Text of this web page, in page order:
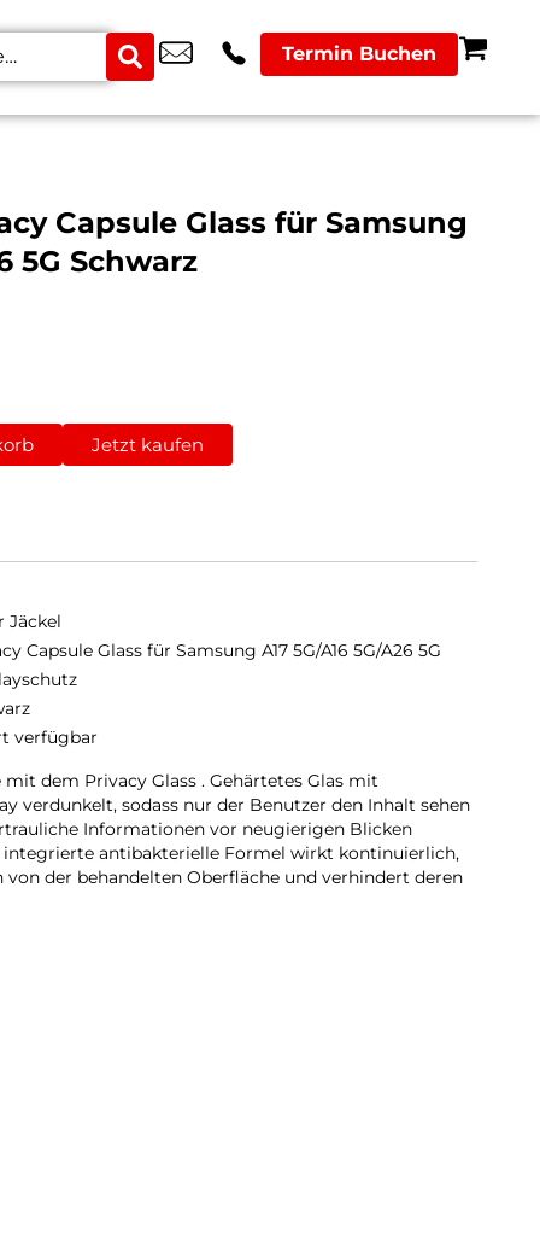
Termin Buchen
Capsule Glass für Samsung
5G Schwarz
Jetzt kaufen
Jäckel
Capsule Glass für Samsung A17 5G/A16 5G/A26 5G
verfügbar
dem Privacy Glass . Gehärtetes Glas mit
verdunkelt, sodass nur der Benutzer den Inhalt sehen
Informationen vor neugierigen Blicken
integrierte antibakterielle Formel wirkt kontinuierlich,
der behandelten Oberfläche und verhindert deren